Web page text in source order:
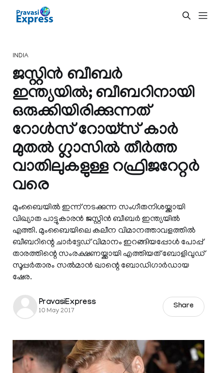
INDIA
ജസ്റ്റിന്‍ ബീബര്‍
ഇന്ത്യയില്‍; ബീബറിനായി
ഒരുക്കിയിരിക്കുന്നത്
റോൾസ് റോയ്സ് കാര്‍
മുതല്‍ ഗ്ലാസിൽ തീർത്ത
വാതിലുകളുള്ള റഫ്രി‍ജറേറ്റര്‍
വരെ
മുംബൈയില്‍ ഇന്ന് നടക്കുന്ന സംഗീതനിശയ്ക്കായി
വിഖ്യാത പാട്ടുകാരന്‍ ജസ്റ്റിന്‍ ബീബര്‍ ഇന്ത്യയില്‍
എത്തി. മുംബൈയിലെ കലീന വിമാനത്താവളത്തില്‍
ബീബറിന്റെ ചാര്‍ട്ടേഡ് വിമാനം ഇറങ്ങിയപ്പോള്‍ പോപ്പ്
താരത്തിന്റെ സംരക്ഷണയ്ക്കായി എത്തിയത് ബോളിവുഡ്
സൂപ്പര്‍താരം സല്‍മാന്‍ ഖാന്റെ ബോഡിഗാര്‍ഡായ
ഷേര.
PravasiExpress
10 May 2017
Share